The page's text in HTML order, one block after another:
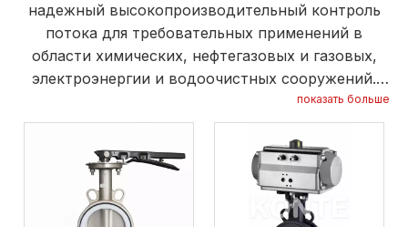
надежный высокопроизводительный контроль
потока для требовательных применений в
области химических, нефтегазовых и газовых,
электроэнергии и водоочистных сооружений.
Разработанные с прочными материалами и
точной разработкой, они обеспечивают плотное
уплотнение, длительный срок службы и
надежную работу в условиях высокого давления
и температуры. Совместимые с различными
приводами и системами трубопроводов, эти
показать больше